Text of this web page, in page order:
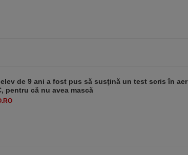
de 9 ani a fost pus să susţină un test scris în aer
pentru că nu avea mască